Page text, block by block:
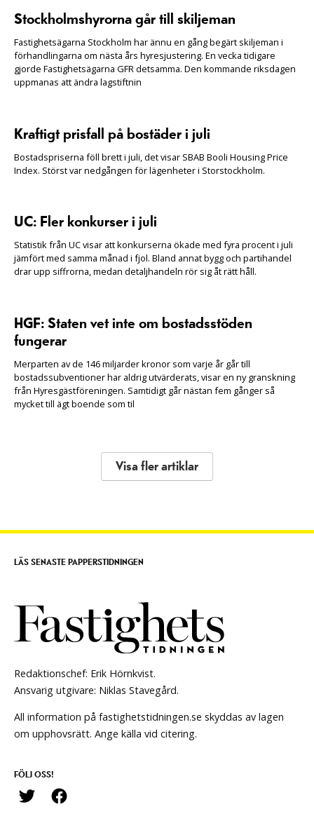
Stockholmshyrorna går till skiljeman
Fastighetsägarna Stockholm har ännu en gång begärt skiljeman i
förhandlingarna om nästa års hyresjustering. En vecka tidigare
gjorde Fastighetsägarna GFR detsamma. Den kommande riksdagen
uppmanas att ändra lagstiftnin
Kraftigt prisfall på bostäder i juli
Bostadspriserna föll brett i juli, det visar SBAB Booli Housing Price
Index. Störst var nedgången för lägenheter i Storstockholm.
UC: Fler konkurser i juli
Statistik från UC visar att konkurserna ökade med fyra procent i juli
jämfört med samma månad i fjol. Bland annat bygg och partihandel
drar upp siffrorna, medan detaljhandeln rör sig åt rätt håll.
HGF: Staten vet inte om bostadsstöden
fungerar
Merparten av de 146 miljarder kronor som varje år går till
bostadssubventioner har aldrig utvärderats, visar en ny granskning
från Hyresgästföreningen. Samtidigt går nästan fem gånger så
mycket till ägt boende som til
Visa fler artiklar
Redaktionschef: Erik Hörnkvist.
Ansvarig utgivare: Niklas Stavegård.
All information på fastighetstidningen.se skyddas av lagen
om upphovsrätt. Ange källa vid citering.
FÖLJ OSS!
LÄS SENASTE PAPPERSTIDNINGEN